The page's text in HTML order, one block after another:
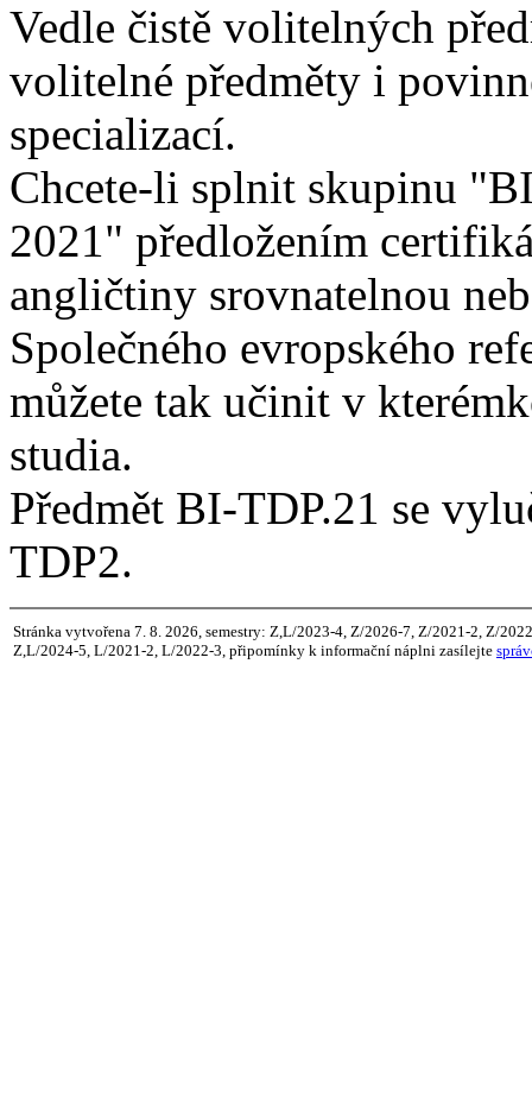
Vedle čistě volitelných
volitelné předměty i
specializací.
Chcete-li splnit skupinu
2021" předložením
angličtiny srovnatelnou
Společného evropského
můžete tak učinit v
studia.
Předmět BI-TDP.21 se
TDP2.
Stránka vytvořena 7. 8. 2026, semestry: Z,L/2023-4, Z/2026-7, Z/2021-2, Z/
Z,L/2024-5, L/2021-2, L/2022-3, připomínky k informační náplni zasílejte